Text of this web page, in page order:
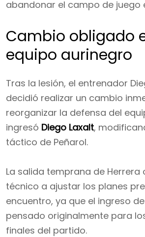
abandonar el campo de juego
Cambio obligado
equipo aurinegro
Tras la lesión, el entrenador
decidió realizar un cambio
reorganizar la defensa del
ingresó Diego Laxalt,
táctico de Peñarol.
La salida temprana de Herrera
técnico a ajustar los planes
encuentro, ya que el ingreso
pensado originalmente para
finales del partido.